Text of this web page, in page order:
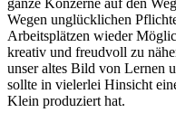
Wegen unglücklichen
Arbeitsplätzen wieder
kreativ und freudvoll zu
unser altes Bild von Lernen
sollte in vielerlei Hinsicht
Klein produziert hat.